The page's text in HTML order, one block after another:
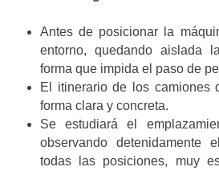
Antes de posicionar la
entorno, quedando aislada
forma que impida el paso de
El itinerario de los camiones
forma clara y concreta.
Se estudiará el
observando
todas las posiciones, muy